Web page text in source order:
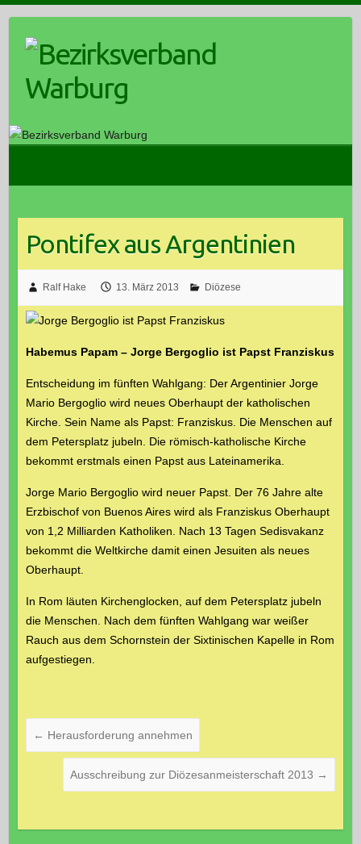
content
Pontifex aus Argentinien
Ralf Hake 13. März 2013 Diözese
Habemus Papam – Jorge Bergoglio ist Papst Franziskus
Entscheidung im fünften Wahlgang: Der Argentinier Jorge
Mario Bergoglio wird neues Oberhaupt der katholischen
Kirche. Sein Name als Papst: Franziskus. Die Menschen auf
dem Petersplatz jubeln. Die römisch-katholische Kirche
bekommt erstmals einen Papst aus Lateinamerika.
Jorge Mario Bergoglio wird neuer Papst. Der 76 Jahre alte
Erzbischof von Buenos Aires wird als Franziskus Oberhaupt
von 1,2 Milliarden Katholiken. Nach 13 Tagen Sedisvakanz
bekommt die Weltkirche damit einen Jesuiten als neues
Oberhaupt.
In Rom läuten Kirchenglocken, auf dem Petersplatz jubeln
die Menschen. Nach dem fünften Wahlgang war weißer
Rauch aus dem Schornstein der Sixtinischen Kapelle in Rom
aufgestiegen.
← Herausforderung annehmen
Ausschreibung zur Diözesanmeisterschaft 2013 →